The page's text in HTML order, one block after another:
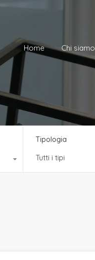
Home Chi siamo
Tipologia
Tutti i tipi